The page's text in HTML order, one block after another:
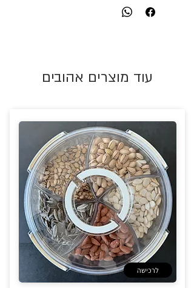
עוד מוצרים אהובים
לרכישה